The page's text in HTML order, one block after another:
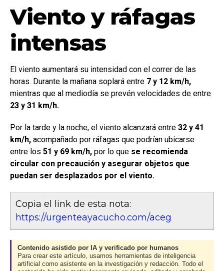
Viento y ráfagas
intensas
El viento aumentará su intensidad con el correr de las
horas. Durante la mañana soplará entre 7 y 12 km/h,
mientras que al mediodía se prevén velocidades de entre
23 y 31 km/h.
Por la tarde y la noche, el viento alcanzará entre 32 y 41
km/h, acompañado por ráfagas que podrían ubicarse
entre los 51 y 69 km/h, por lo que se recomienda
circular con precaución y asegurar objetos que
puedan ser desplazados por el viento.
Copia el link de esta nota:
https://urgenteayacucho.com/aceg
Contenido asistido por IA y verificado por humanos
Para crear este artículo, usamos herramientas de inteligencia
artificial como asistente en la investigación y redacción. Todo el